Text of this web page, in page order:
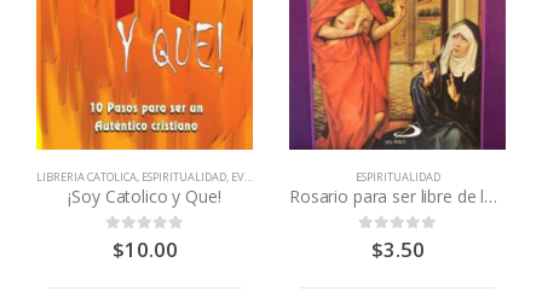
LIBRERIA CATOLICA, ESPIRITUALIDAD, EVANGELIZACIÓN - RENOVACIÓN ,LIBROS QUE CAMBIAN
¡Soy Catolico y Que!
out of 5
$10.00
ESPIRITUALIDAD
Rosario para ser libre de los temores y de los miedos
out of 5
$3.50